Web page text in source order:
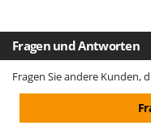
Fragen und Antworten
Fragen Sie andere Kunden,